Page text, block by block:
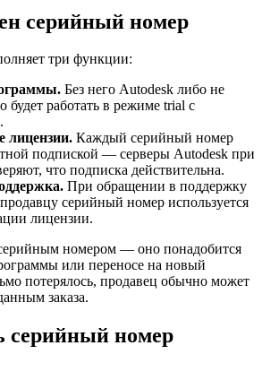
серийный номер
три функции:
Без него Autodesk либо не
будет работать в режиме trial с
лицензии. Каждый серийный номер
подпиской — серверы Autodesk при
что подписка действительна.
При обращении в поддержку
серийный номер используется
лицензии.
номером — оно понадобится
или переносе на новый
потерялось, продавец обычно может
заказа.
серийный номер